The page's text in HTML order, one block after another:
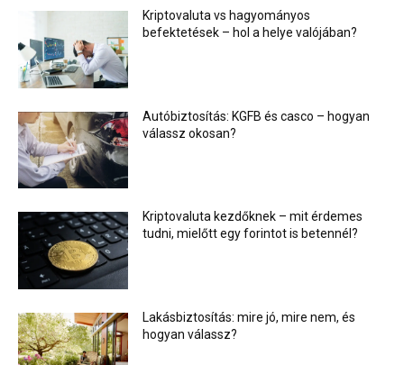
Kriptovaluta vs hagyományos
befektetések – hol a helye valójában?
Autóbiztosítás: KGFB és casco – hogyan
válassz okosan?
Kriptovaluta kezdőknek – mit érdemes
tudni, mielőtt egy forintot is betennél?
Lakásbiztosítás: mire jó, mire nem, és
hogyan válassz?